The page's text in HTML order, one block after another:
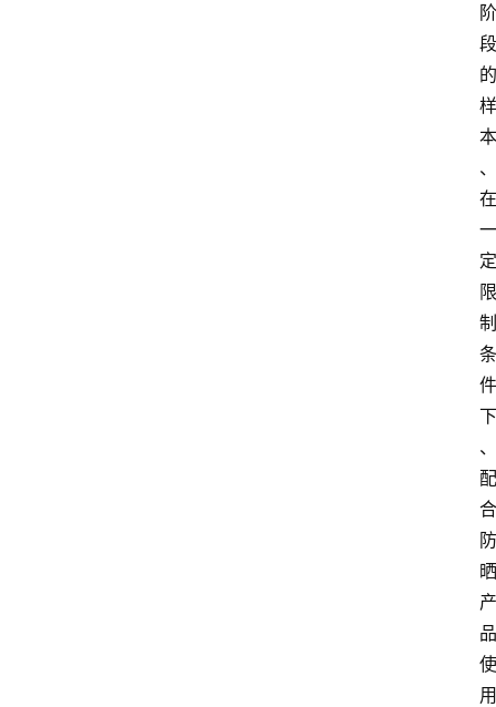
阶
段
的
样
本
、
在
一
定
限
制
条
件
下
、
配
合
防
晒
产
品
使
用